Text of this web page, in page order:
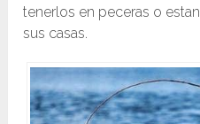
tenerlos en peceras o
sus casas.